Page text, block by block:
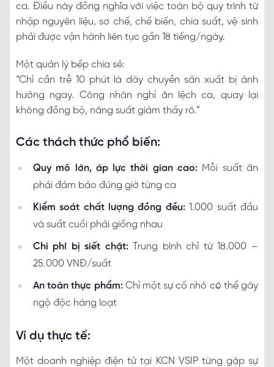
ca. Điều này đồng nghĩa với việc toàn bộ quy trình từ
nhập nguyên liệu, sơ chế, chế biến, chia suất, vệ sinh
phải được vận hành liên tục gần 18 tiếng/ngày.
Một quản lý bếp chia sẻ:
“Chỉ cần trễ 10 phút là dây chuyền sản xuất bị ảnh
hưởng ngay. Công nhân nghỉ ăn lệch ca, quay lại
không đồng bộ, năng suất giảm thấy rõ.”
Các thách thức phổ biến:
Quy mô lớn, áp lực thời gian cao: Mỗi suất ăn
phải đảm bảo đúng giờ từng ca
Kiểm soát chất lượng đồng đều:1.000 suất đầu
và suất cuối phải giống nhau
Chi phí bị siết chặt:Trung bình chỉ từ 18.000 –
25.000 VNĐ/suất
An toàn thực phẩm:Chỉ một sự cố nhỏ có thể gây
ngộ độc hàng loạt
Ví dụ thực tế:
Một doanh nghiệp điện tử tại KCN VSIP từng gặp sự